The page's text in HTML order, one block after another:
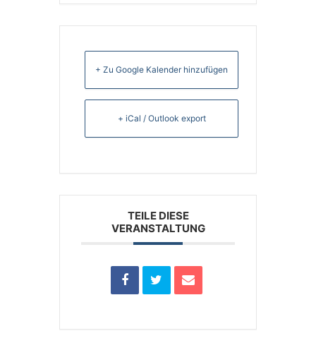
+ Zu Google Kalender hinzufügen
+ iCal / Outlook export
TEILE DIESE
VERANSTALTUNG